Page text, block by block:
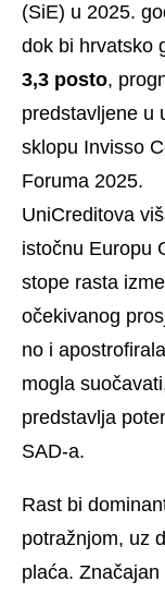
(SiE) u 2025.
dok bi hrvatsko
3,3 posto,
predstavljene u
sklopu Invisso
Foruma 2025.
UniCreditova
istočnu Europu
stope rasta
očekivanog
no i
mogla
predstavlja
SAD-a.
Rast bi
potražnjom, uz
plaća.